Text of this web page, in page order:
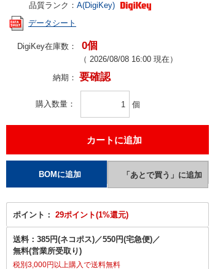
品質ランク： A(DigiKey)
データシート
DigiKey在庫数： 0個
（ 2026/08/08 16:00 現在）
納期： 要確認
購入数量 個
ポイント： 29ポイント(1%還元)
送料： 385円(ネコポス)／550円(宅急便)／
無料(営業所受取り)
税別3,000円以上購入で送料無料